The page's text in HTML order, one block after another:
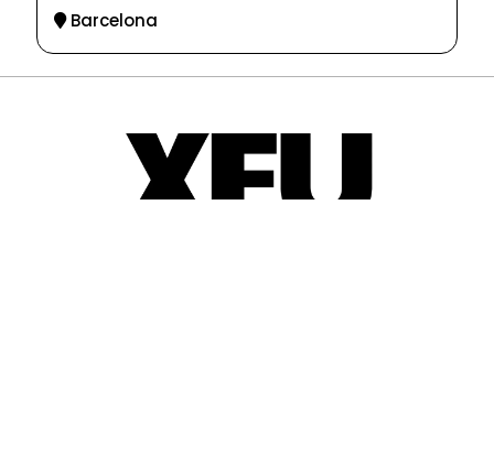
Barcelona